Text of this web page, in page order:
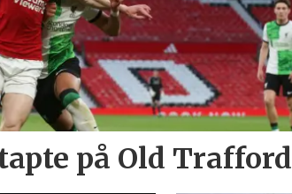
på Old Trafford